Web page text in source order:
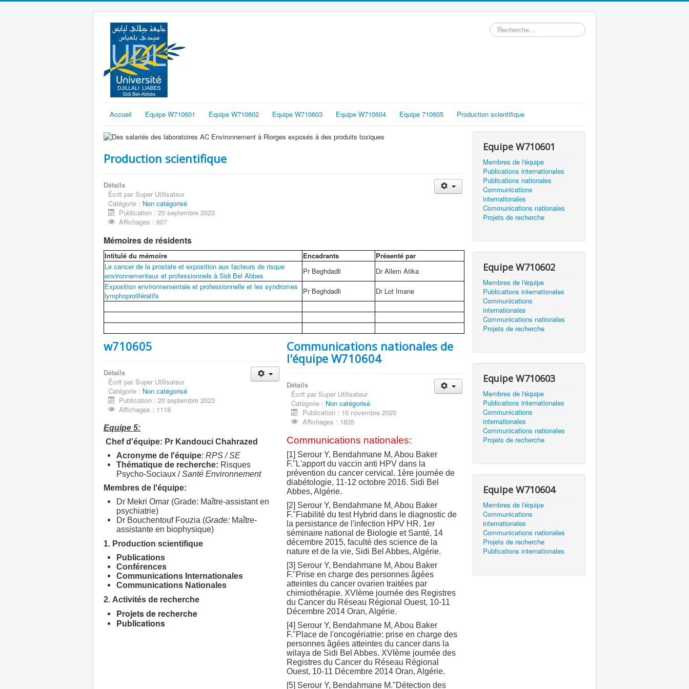
Rechercher
Accueil Equipe W710601 Equipe W710602 Equipe W710603 Equipe W710604 Equipe 710605 Production scientifique
Production scientifique
Détails
Écrit par Super Utilisateur
Catégorie : Non catégorisé
Publication : 20 septembre 2023
Affichages : 607
Mémoires de résidents
Intitulé du mémoire Encadrants
Présenté par
Le cancer de la prostate et exposition aux facteurs de risque
environnementaux et professionnels à Sidi Bel Abbes
Pr Beghdadli
Dr Allem Atika
Exposition environnementale et professionnelle et les syndromes
lymphoprolifératifs
Pr Beghdadli Dr Lot Imane
w710605
Détails
Écrit par Super Utilisateur
Catégorie : Non catégorisé
Publication : 20 septembre 2023
Affichages : 1118
Equipe 5:
Chef d'équipe: Pr Kandouci Chahrazed
Acronyme de l'équipe: RPS / SE
Thématique de recherche: Risques
Psycho-Sociaux /Santé Environnement
Membres de l'équipe:
Dr Mekri Omar (Grade: Maître-assistant en
psychiatrie)
Dr Bouchentouf Fouzia (Grade: Maître-
assistante en biophysique)
1. Production scientifique
Publications
Conférences
Communications Internationales
Communications Nationales
2. Activités de recherche
Projets de recherche
Publications
Communications nationales de
l'équipe W710604
Détails
Écrit parSuper Utilisateur
Catégorie : Non catégorisé
Publication : 10 novembre 2020
Affichages : 1835
Communications nationales:
[1] Serour Y, Bendahmane M, Abou Baker
F."L'apport du vaccin anti HPV dans la
prévention du cancer cervical. 1ère journée de
diabétologie, 11-12 octobre 2016. Sidi Bel
Abbes, Algérie.
[2] Serour Y, Bendahmane M, Abou Baker
F."Fiabilité du test Hybrid dans le diagnostic de
la persistance de l'infection HPV HR. 1er
séminaire national de Biologie et Santé, 14
décembre 2015, faculté des science de la
nature et de la vie, Sidi Bel Abbes, Algérie.
[3] Serour Y, Bendahmane M, Abou Baker
F."Prise en charge des personnes âgées
atteintes du cancer ovarien traitées par
chimiothérapie. XVIème journée des Registres
du Cancer du Réseau Régional Ouest, 10-11
Décembre 2014 Oran, Algérie.
[4] Serour Y, Bendahmane M, Abou Baker
F."Place de l'oncogériatrie: prise en charge des
personnes âgées atteintes du cancer dans la
wilaya de Sidi Bel Abbes. XVIème journée des
Registres du Cancer du Réseau Régional
Ouest, 10-11 Décembre 2014 Oran, Algérie.
[5] Serour Y, Bendahmane M."Détection des
Equipe W710601
Membres de l'équipe
Publications internationales
Publications nationales
Communications
internationales
Communications nationales
Projets de recherche
Equipe W710602
Membres de l'équipe
Publications internationales
Communications
internationales
Communications nationales
Projets de recherche
Equipe W710603
Membres de l'équipe
Publications internationales
Communications
internationales
Communications nationales
Projets de recherche
Equipe W710604
Membres de l'équipe
Communications
internationales
Communications nationales
Projets de recherche
Publications internationales